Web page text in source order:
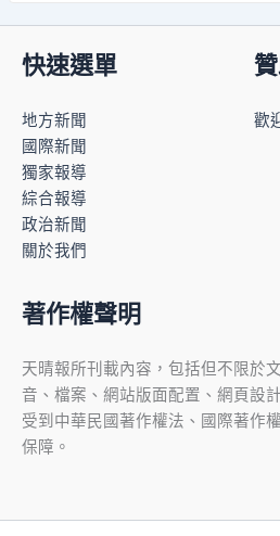
快速選單
地方新聞
國際新聞
獨家報導
綜合報導
政治新聞
關於我們
歡
著作權聲明
天晴報所刊載內容，包括但不限於
音、檔案、網站版面配置、網頁設
受到中華民國著作權法、國際著作
保障。